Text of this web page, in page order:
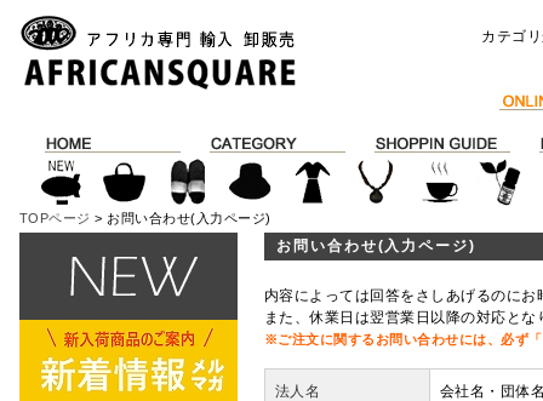
カテゴ
TOPページ > お問い合わせ(入力ページ)
お問い合わせ(入力ページ)
内容によっては回答をさしあげるのに
また、休業日は翌営業日以降の対応と
※ご注文に関するお問い合わせには、必ず
法人名 会社名・団体